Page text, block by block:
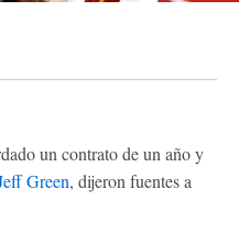
un contrato de un año y
Green, dijeron fuentes a